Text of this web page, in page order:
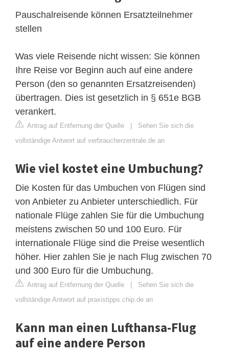
Pauschalreisende können Ersatzteilnehmer
stellen
Was viele Reisende nicht wissen: Sie können
Ihre Reise vor Beginn auch auf eine andere
Person (den so genannten Ersatzreisenden)
übertragen. Dies ist gesetzlich in § 651e BGB
verankert.
Antrag auf Entfernung der Quelle | Sehen Sie sich die
vollständige Antwort auf verbraucherzentrale.de an
Wie viel kostet eine Umbuchung?
Die Kosten für das Umbuchen von Flügen sind
von Anbieter zu Anbieter unterschiedlich. Für
nationale Flüge zahlen Sie für die Umbuchung
meistens zwischen 50 und 100 Euro. Für
internationale Flüge sind die Preise wesentlich
höher. Hier zahlen Sie je nach Flug zwischen 70
und 300 Euro für die Umbuchung.
Antrag auf Entfernung der Quelle | Sehen Sie sich die
vollständige Antwort auf praxistipps.chip.de an
Kann man einen Lufthansa-Flug
auf eine andere Person